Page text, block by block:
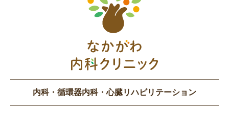
内科・循環器内科・心臓リハビリテーション